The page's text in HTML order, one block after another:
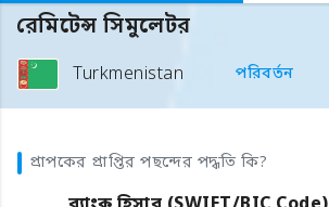
রেমিটেন্স সিমুলেটর
Turkmenistan পরিবর্তন
প্রাপকের প্রাপ্তির পছন্দের পদ্ধতি কি?